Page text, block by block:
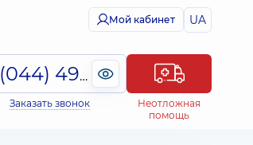
Мой кабинет UA
(044) 495-2-888
Заказать звонок
Неотложная
помощь